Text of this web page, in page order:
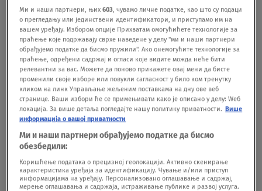
EMISIJE26.05.25.
Ćurčić: Tih 5.000 dinara za mlade je
promašena mera, donosi političku korist
za vladajuću stranku
DRUŠTVO11.10.22.
Oglas
Ми и наши партнери, њих603 , чувамо личне податке, као што су подаци
о прегледању или јединствени идентификатори, и приступамо им на
вашем уређају. Избором опције Прихватам омогућићете технологије за
праћење које подржавају сврхе наведене у делу "ми и наши партнери
обрађујемо податке да бисмо пружили". Ако онемогућите технологије за
праћење, одређени садржај и огласи које видите можда неће бити
релевантни за вас. Можете да поново прикажете овај мени да бисте
променили своје изборе или повукли сагласност у било ком тренутку
кликом на линк Управљање жељеним поставкама на дну ове веб
странице. Ваши избори ће се примењивати како је описано у делу: Wеб
локација. За више детаља погледајте нашу политику приватности. Више
информација о вашој приватности
Ми и наши партнери обрађујемо податке да бисмо
обезбедили:
Коришћење података о прецизној геолокацији. Активно скенирање
карактеристика уређаја за идентификацију. Чување и/или приступ
информацијама на уређају. Персонализовано оглашавање и садржај,
мерење оглашавања и садржаја, истраживање публике и развој услуга.